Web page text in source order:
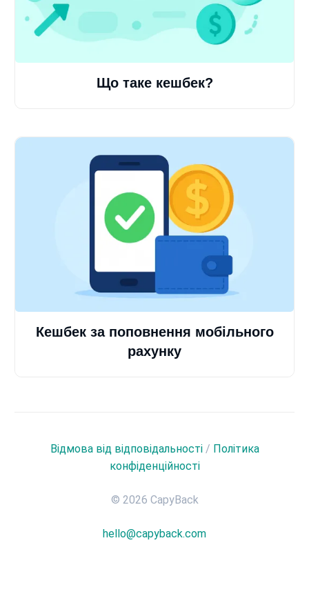
Що таке кешбек?
Кешбек за поповнення мобільного
рахунку
Відмова від відповідальності/ Політика
конфіденційності
© 2026 CapyBack
hello@capyback.com